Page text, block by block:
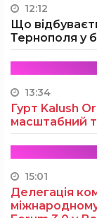
12:12
Що
Тернополя у
13:34
Гурт Kalush
масштабний
15:01
Делегація